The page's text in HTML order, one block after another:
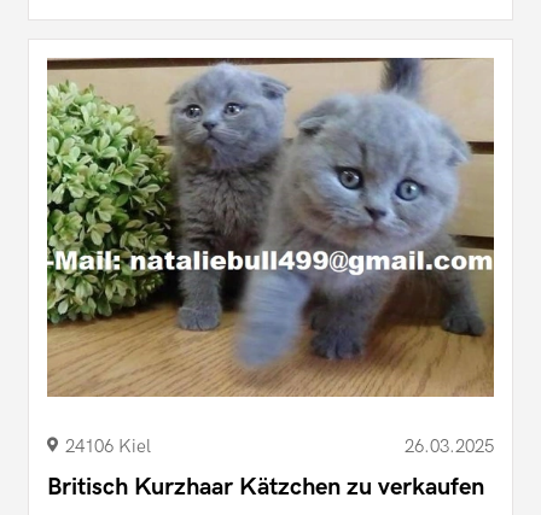
24106 Kiel 26.03.2025
Britisch Kurzhaar Kätzchen zu verkaufen